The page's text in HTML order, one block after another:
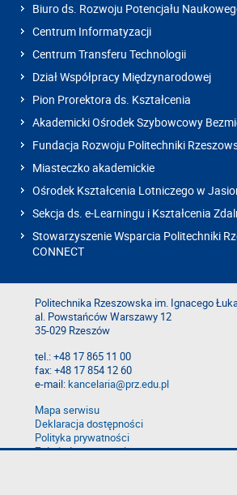
Biuro ds. Rozwoju Potencjału
Centrum Informatyzacji
Centrum Transferu Technologii
Dział Współpracy Międzynarodowej
Pion Prorektora ds. Kształcenia
Akademicki Ośrodek Szybowcowy
Fundacja Rozwoju Politechniki
Miasteczko akademickie
Ośrodek Kształcenia Lotniczego w
Sekcja ds. e-Learningu i Kształcenia
Stowarzyszenie Wsparcia Politechniki
CONNECT
Politechnika Rzeszowska im. Ignacego
al. Powstańców Warszawy 12
35-029 Rzeszów
tel.: +48 17 865 11 00
fax: +48 17 854 12 60
e-mail:kancelaria@prz.edu.pl
Mapa serwisu
Deklaracja dostępności
Polityka prywatności
Zgłoś błąd na stronie